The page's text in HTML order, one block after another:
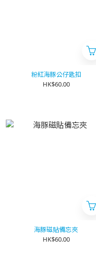
粉紅海豚公仔匙扣
HK$60.00
海豚磁貼備忘夾
HK$60.00